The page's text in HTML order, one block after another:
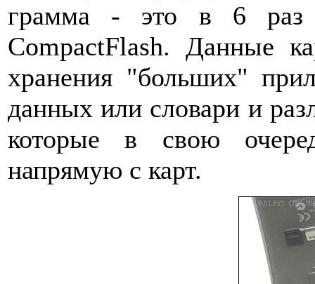
грамма - это в 6 раз
CompactFlash. Данные
хранения "больших"
данных или словари и
которые в свою
напрямую с карт.